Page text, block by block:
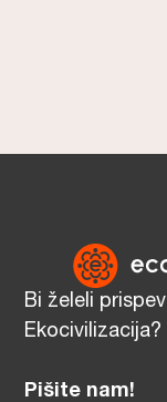
Bi želeli
Ekocivilizacija?
Pišite nam!